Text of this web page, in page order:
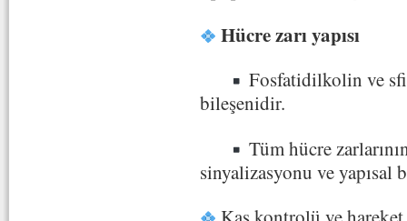
Hücre zarı yapısı
Fosfatidilkolin ve
bileşenidir.
Tüm hücre
sinyalizasyonu ve